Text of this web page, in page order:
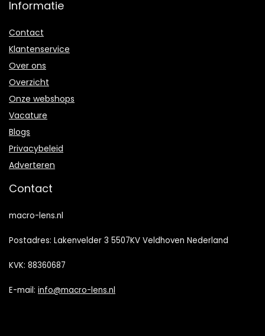
Informatie
Contact
Klantenservice
Over ons
Overzicht
Onze webshops
Vacature
Blogs
Privacybeleid
Adverteren
Contact
macro-lens.nl
Postadres: Lakenvelder 3 5507KV Veldhoven Nederland
KVK: 88360687
E-mail: info@macro-lens.nl